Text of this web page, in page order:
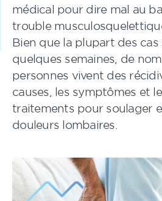
médical pour dire mal au
trouble
Bien que la plupart des cas
quelques semaines, de
personnes vivent des
causes, les symptômes et
traitements pour soulager
douleurs lombaires.